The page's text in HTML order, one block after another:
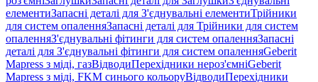
елементиЗапасні деталі для З'єднувальні елементиТрійники
для систем опаленняЗапасні деталі для Трійники для систем
опаленняЗ'єднувальні фітинги для систем опаленняЗапасні
деталі для З'єднувальні фітинги для систем опаленняGeberit
Mapress з міді, газВідводиПерехідники нероз'ємніGeberit
Mapress з міді, FKM синього кольоруВідводиПерехідники